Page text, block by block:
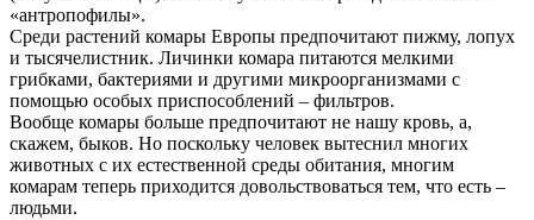
«антропофилы».
Среди растений комары Европы предпочитают пижму, лопух
и тысячелистник. Личинки комара питаются мелкими
грибками, бактериями и другими микроорганизмами с
помощью особых приспособлений – фильтров.
Вообще комары больше предпочитают не нашу кровь, а,
скажем, быков. Но поскольку человек вытеснил многих
животных с их естественной среды обитания, многим
комарам теперь приходится довольствоваться тем, что есть –
людьми.